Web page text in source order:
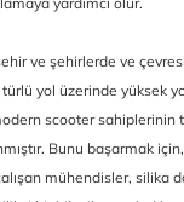
ve şehirlerde ve
yol üzerinde yüksek
scooter sahiplerinin
Bunu başarmak
mühendisler, silika